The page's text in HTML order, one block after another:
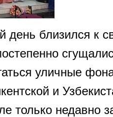
день близился к
уличные
и
только недавно